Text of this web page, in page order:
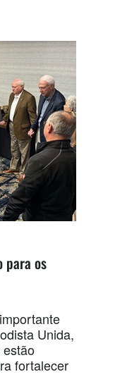
para os
Unida,
fortalecer